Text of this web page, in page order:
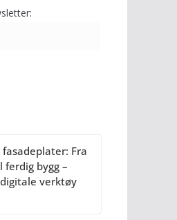
fasadeplater: Fra
ferdig bygg –
verktøy